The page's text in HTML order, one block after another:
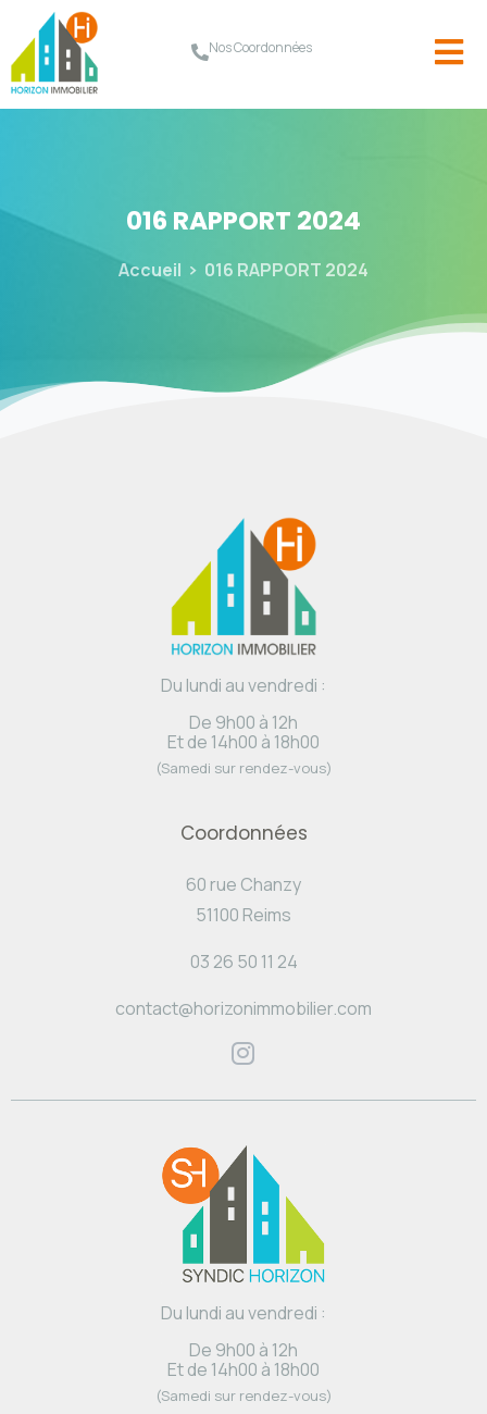
Nos Coordonnées
016 RAPPORT 2024
Accueil 016 RAPPORT 2024
Du lundi au vendredi :
De 9h00 à 12h
Et de 14h00 à 18h00
(Samedi sur rendez-vous)
Coordonnées
60 rue Chanzy
51100 Reims
03 26 50 11 24
contact@horizonimmobilier.com
Du lundi au vendredi :
De 9h00 à 12h
Et de 14h00 à 18h00
(Samedi sur rendez-vous)